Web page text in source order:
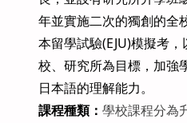
年並實施二次的獨創的全
本留學試驗(EJU)模擬考
校、研究所為目標，加強
日本語的理解能力。
課程種類： 學校課程分為